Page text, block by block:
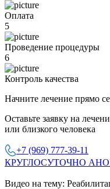
Оплата
5
Проведение процедуры
6
Контроль качества
Начните лечение прямо
Оставьте заявку на
или близкого человека
+7 (969) 777-39-11
КРУГЛОСУТОЧНО
Видео на тему: